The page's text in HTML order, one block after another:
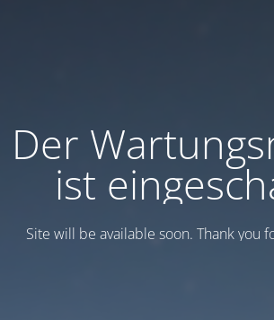
Der
ist
Site will be available soon. Thank you